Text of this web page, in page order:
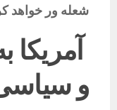
شعله ور خواهد
آمریکا
و